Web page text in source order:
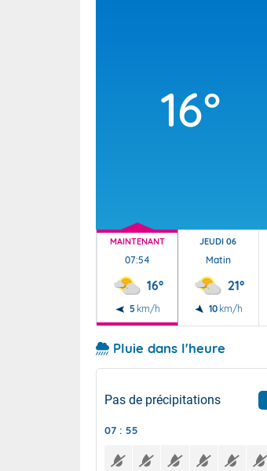
16°
MAINTENANT
07:54
16°
5 km/h
JEUDI 06
Matin
21°
10 km/h
Pluie dans l'heure
Pas de précipitations
07 : 55